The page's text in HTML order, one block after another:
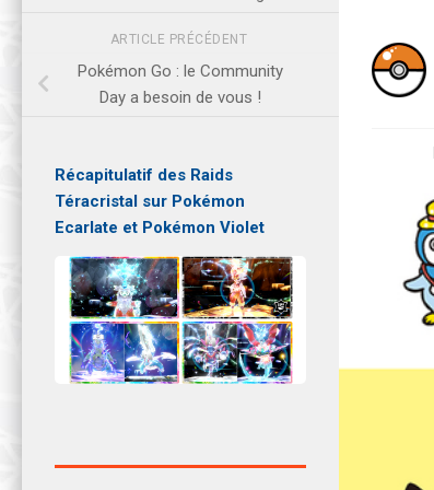
ARTICLE PRÉCÉDENT
Pokémon Go : le Community
Day a besoin de vous !
Récapitulatif des Raids
Téracristal sur Pokémon
Ecarlate et Pokémon Violet